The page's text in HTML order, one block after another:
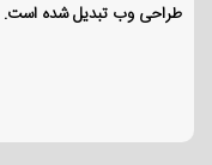
طراحی وب تبدیل شده است.